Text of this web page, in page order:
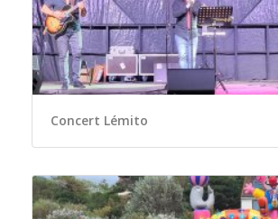
Concert Lémito